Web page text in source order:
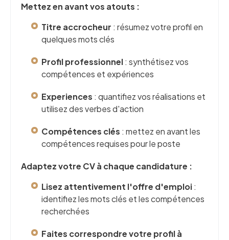
Mettez en avant vos atouts :
Titre accrocheur : résumez votre profil en
quelques mots clés
Profil professionnel: synthétisez vos
compétences et expériences
Experiences : quantifiez vos réalisations et
utilisez des verbes d'action
Compétences clés : mettez en avant les
compétences requises pour le poste
Adaptez votre CV à chaque candidature :
Lisez attentivement l'offre d'emploi:
identifiez les mots clés et les compétences
recherchées
Faites correspondre votre profil à